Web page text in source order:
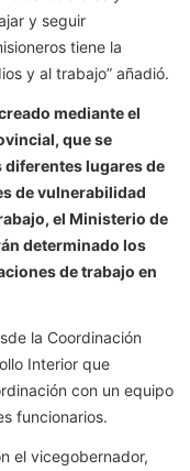
y seguir
tiene la
y al trabajo” añadió.
mediante el
que se
diferentes lugares de
de vulnerabilidad
el Ministerio de
determinado los
de trabajo en
la Coordinación
Interior que
con un equipo
funcionarios.
el vicegobernador,